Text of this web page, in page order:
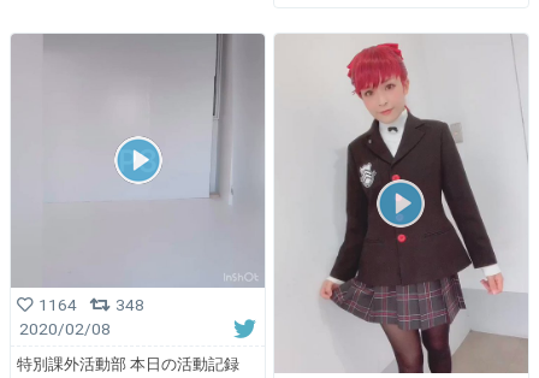
1164
348
2020/02/08
特別課外活動部 本日の活動記録